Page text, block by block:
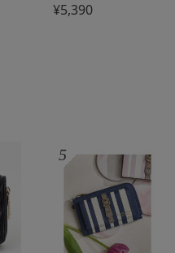
¥5,390
5